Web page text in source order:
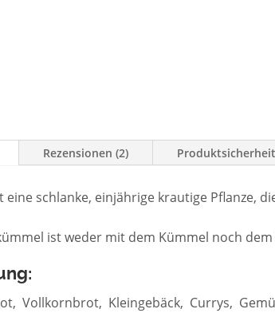
Rezensionen (2) Produktsicherheit
eine schlanke, einjährige krautige Pflanze,
ist weder mit dem Kümmel noch
Vollkornbrot, Kleingebäck, Currys,